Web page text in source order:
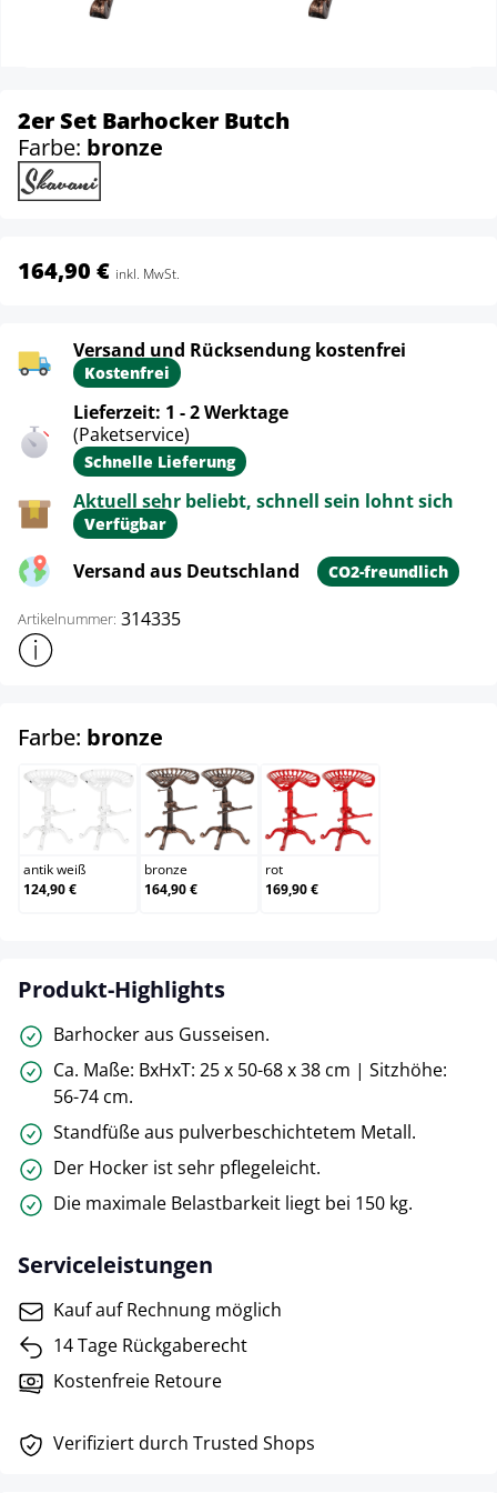
2er Set Barhocker Butch
Farbe: bronze
164,90 € inkl. MwSt.
Versand und Rücksendung kostenfrei
Kostenfrei
Lieferzeit: 1 - 2 Werktage
(Paketservice)
Schnelle Lieferung
Aktuell sehr beliebt, schnell sein lohnt sich
Verfügbar
Versand aus Deutschland CO2-freundlich
Artikelnummer: 314335
Weitere Produktinformationen anzeigen
Farbe: bronze
antik weiß
antik weiß
124,90 €
bronze
bronze
164,90 €
rot
rot
169,90 €
Produkt-Highlights
Barhocker aus Gusseisen.
Ca. Maße: BxHxT: 25 x 50-68 x 38 cm | Sitzhöhe:
56-74 cm.
Standfüße aus pulverbeschichtetem Metall.
Der Hocker ist sehr pflegeleicht.
Die maximale Belastbarkeit liegt bei 150 kg.
Serviceleistungen
Kauf auf Rechnung möglich
14 Tage Rückgaberecht
Kostenfreie Retoure
Verifiziert durch Trusted Shops